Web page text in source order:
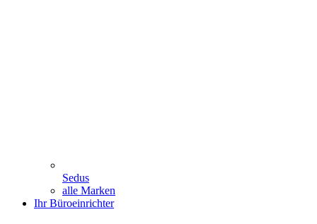
Sedus
alle Marken
Ihr Büroeinrichter